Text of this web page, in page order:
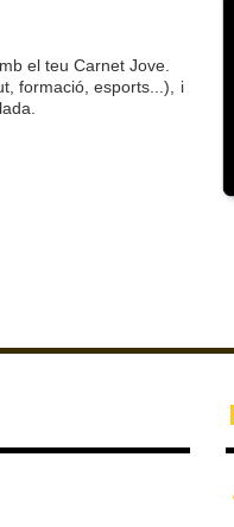
el teu Carnet Jove.
formació, esports...), i